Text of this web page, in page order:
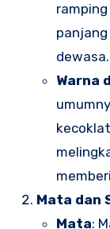
dewasa.
Warna
Mata dan
Mata: